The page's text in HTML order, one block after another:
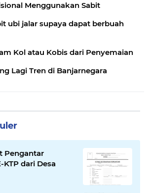
Menggunakan Sabit
ubi jalar supaya dapat berbuah
Kol atau Kobis dari Penyemaian
Lagi Tren di Banjarnegara
Pengantar
KTP dari Desa